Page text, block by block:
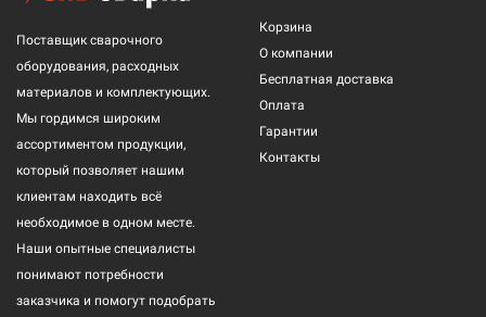
Поставщик сварочного
оборудования, расходных
материалов и комплектующих.
Мы гордимся широким
ассортиментом продукции,
который позволяет нашим
клиентам находить всё
необходимое в одном месте.
Наши опытные специалисты
понимают потребности
заказчика и помогут подобрать
Корзина
О компании
Бесплатная доставка
Оплата
Гарантии
Контакты